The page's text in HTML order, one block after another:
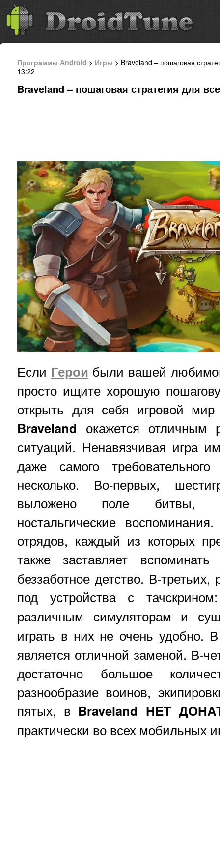
Программы Android > Игры > Braveland – пошаговая
13:22
Braveland – пошаговая стратегия для
Если Герои были вашей
просто ищите хорошую
открыть для себя игровой мир
Braveland окажется отличным
ситуаций. Ненавязчивая игра
даже самого
несколько. Во-первых,
выложено поле битвы,
ностальгические
отрядов, каждый из которых
также заставляет
беззаботное детство. В-
под устройства с
различным симуляторам и
играть в них не очень удобно.
является отличной заменой. В-
достаточно большое
разнообразие воинов,
пятых, в Braveland НЕТ
практически во всех мобильных